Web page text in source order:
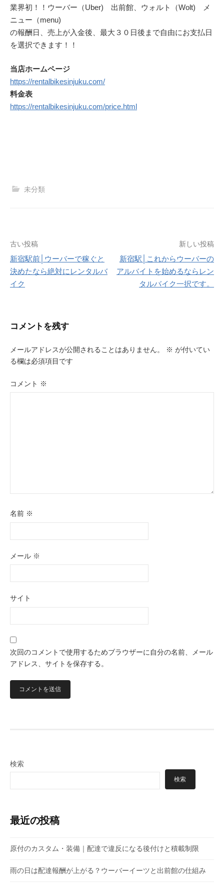
業界初！！ウーバー（Uber) 出前館、ウォルト（Wolt) メ
ニュー（menu)
の報酬日、売上が入金後、最大３０日後まで自由にお支払日
を選択できます！！
当店ホームページ
https://rentalbikesinjuku.com/
料金表
https://rentalbikesinjuku.com/price.html
未分類
投
稿
ナ
シ
ン
古い投稿
新宿駅前│ウーバーで稼ぐと
決めたなら絶対にレンタルバ
イク
新しい投稿
新宿駅│これからウーバーの
アルバイトを始めるならレン
タルバイク一択です。
コメントを残す
メールアドレスが公開されることはありません。 ※ が付いてい
る欄は必須項目です
コメント ※
名前 ※
メール ※
サイト
次回のコメントで使用するためブラウザーに自分の名前、メール
アドレス、サイトを保存する。
検索
検索
最近の投稿
原付のカスタム・装備｜配達で違反になる後付けと積載制限
雨の日は配達報酬が上がる？ウーバーイーツと出前館の仕組み